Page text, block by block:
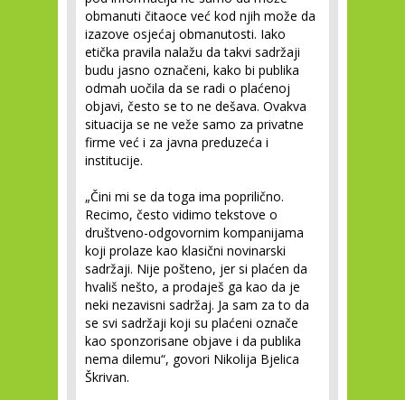
obmanuti čitaoce već kod njih može da
izazove osjećaj obmanutosti. Iako
etička pravila nalažu da takvi sadržaji
budu jasno označeni, kako bi publika
odmah uočila da se radi o plaćenoj
objavi, često se to ne dešava. Ovakva
situacija se ne veže samo za privatne
firme već i za javna preduzeća i
institucije.
„Čini mi se da toga ima poprilično.
Recimo, često vidimo tekstove o
društveno-odgovornim kompanijama
koji prolaze kao klasični novinarski
sadržaji. Nije pošteno, jer si plaćen da
hvališ nešto, a prodaješ ga kao da je
neki nezavisni sadržaj. Ja sam za to da
se svi sadržaji koji su plaćeni označe
kao sponzorisane objave i da publika
nema dilemu“, govori Nikolija Bjelica
Škrivan.